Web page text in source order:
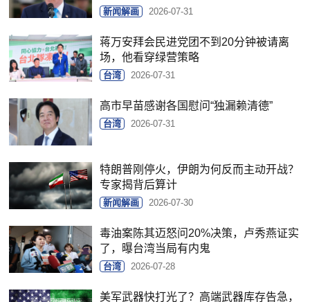
新闻解画 2026-07-31
蒋万安拜会民进党团不到20分钟被请离
场，他看穿绿营策略
台湾 2026-07-31
高市早苗感谢各国慰问“独漏赖清德”
台湾 2026-07-31
特朗普刚停火，伊朗为何反而主动开战？
专家揭背后算计
新闻解画 2026-07-30
毒油案陈其迈怒问20%决策，卢秀燕证实
了，曝台湾当局有内鬼
台湾 2026-07-28
美军武器快打光了？高端武器库存告急，